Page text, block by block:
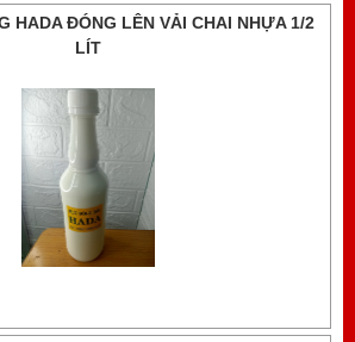
HADA ĐÓNG LÊN VẢI CHAI NHỰA 1/2
LÍT